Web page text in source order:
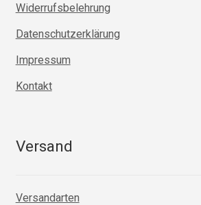
Widerrufsbelehrung
Datenschutzerklärung
Impressum
Kontakt
Versand
Versandarten